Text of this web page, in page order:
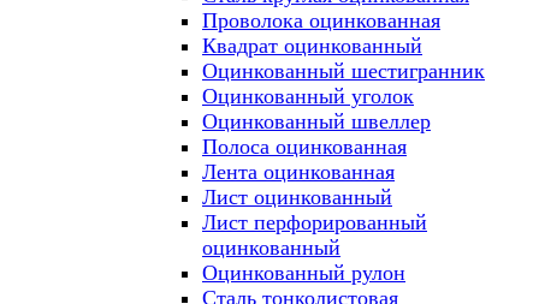
Проволока оцинкованная
Квадрат оцинкованный
Оцинкованный шестигранник
Оцинкованный уголок
Оцинкованный швеллер
Полоса оцинкованная
Лента оцинкованная
Лист оцинкованный
Лист перфорированный
оцинкованный
Оцинкованный рулон
Сталь тонколистовая